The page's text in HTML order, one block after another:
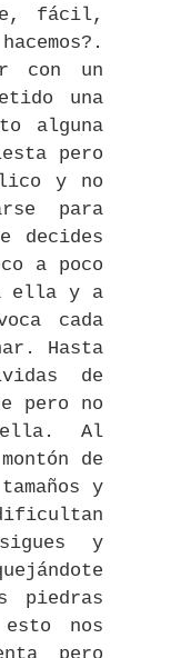
fácil,
con un
una
alguna
pero
y no
para
decides
a poco
ella y a
cada
Hasta
de
pero no
ella. Al
de
y
y
piedras
nos